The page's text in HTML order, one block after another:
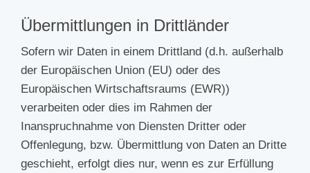
Übermittlungen in Drittländer
Sofern wir Daten in einem Drittland (d.h. außerhalb
der Europäischen Union (EU) oder des
Europäischen Wirtschaftsraums (EWR))
verarbeiten oder dies im Rahmen der
Inanspruchnahme von Diensten Dritter oder
Offenlegung, bzw. Übermittlung von Daten an Dritte
geschieht, erfolgt dies nur, wenn es zur Erfüllung